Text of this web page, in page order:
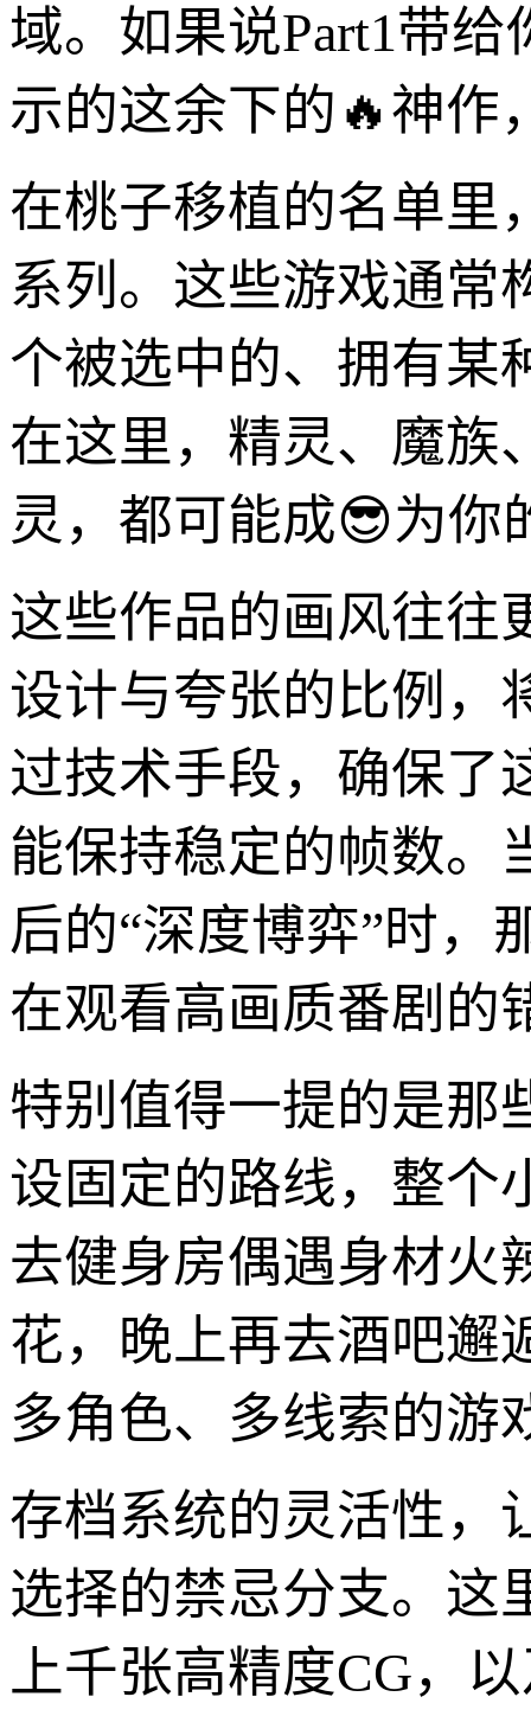
域。如果说Part1带
示的这余下的🔥神作
在桃子移植的名单里
系列。这些游戏通常
个被选中的、拥有某
在这里，精灵、魔族
灵，都可能成😎为你
这些作品的画风往往
设计与夸张的比例，
过技术手段，确保了
能保持稳定的帧数。
后的“深度博弈”时，
在观看高画质番剧的
特别值得一提的是那
设固定的路线，整个
去健身房偶遇身材火
花，晚上再去酒吧邂
多角色、多线索的游
存档系统的灵活性，
选择的禁忌分支。这
上千张高精度CG，